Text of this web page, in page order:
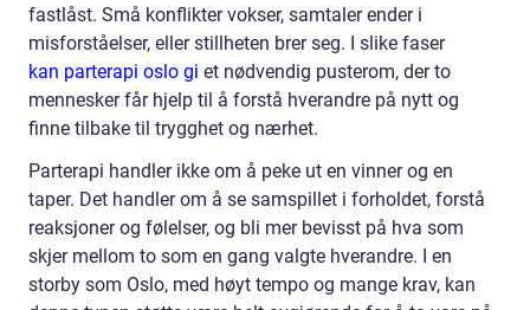
fastlåst. Små konflikter vokser, samtaler ender i
misforståelser, eller stillheten brer seg. I slike faser
kan parterapi oslo gi et nødvendig pusterom, der to
mennesker får hjelp til å forstå hverandre på nytt og
finne tilbake til trygghet og nærhet.
Parterapi handler ikke om å peke ut en vinner og en
taper. Det handler om å se samspillet i forholdet, forstå
reaksjoner og følelser, og bli mer bevisst på hva som
skjer mellom to som en gang valgte hverandre. I en
storby som Oslo, med høyt tempo og mange krav, kan